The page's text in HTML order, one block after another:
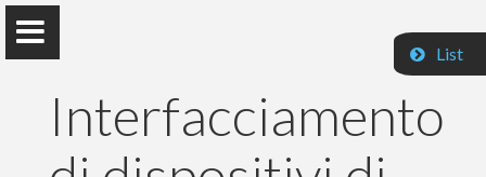
List
Interfacciamento